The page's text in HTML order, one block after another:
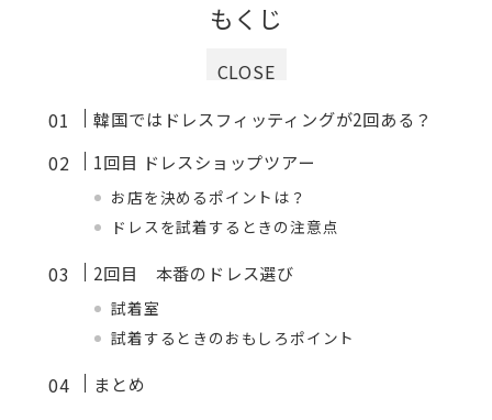
CLOSE
もくじ
韓国ではドレスフィッティングが2回ある？
1回目 ドレスショップツアー
お店を決めるポイントは？
ドレスを試着するときの注意点
2回目 本番のドレス選び
試着室
試着するときのおもしろポイント
まとめ